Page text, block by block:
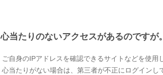
心当たりのないアクセスがあるのですが。
ご自身のIPアドレスを確認できるサイトなどを使用
心当たりがない場合は、第三者が不正にログインし